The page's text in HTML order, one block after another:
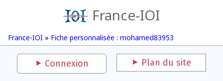
France-IOI
France-IOI » Fiche personnalisée : mohamed83953
Connexion Plan du site